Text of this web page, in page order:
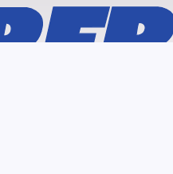
Terror“ gegen Journalisten?
22 Juli, 2026